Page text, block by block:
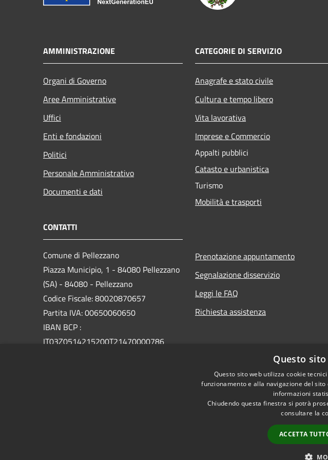
AMMINISTRAZIONE
Organi di Governo
Aree Amministrative
Uffici
Enti e fondazioni
Politici
Personale Amministrativo
Documenti e dati
CATEGORIE DI SERVIZIO
Anagrafe e stato civile
Cultura e tempo libero
Vita lavorativa
Imprese e Commercio
Appalti pubblici
Catasto e urbanistica
Turismo
Mobilità e trasporti
CONTATTI
Comune di Pellezzano
Piazza Municipio, 1 - 84080 Pellezzano
(SA) - 84080 - Pellezzano
Codice Fiscale: 80020870657
Partita IVA: 00650060650
IBAN BCP :
IT03Z0514215200T21470000786
Prenotazione appuntamento
Segnalazione disservizio
Leggi le FAQ
Richiesta assistenza
Questo
Questo sito web utilizza cookie
funzionamento e alla navigazione del
informazioni
Chiudendo questa finestra si potrà
consultare la
ACCETTA